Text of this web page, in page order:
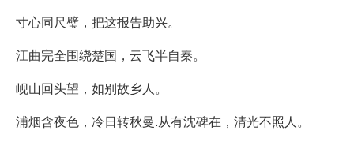
寸心同尺璧，把这报告助兴。
江曲完全围绕楚国，云飞半自秦。
岘山回头望，如别故乡人。
浦烟含夜色，冷日转秋曼.从有沈碑在，清光不照人。